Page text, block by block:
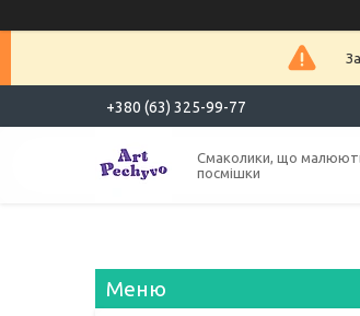
+380 (63) 325-99-77
Смаколики, що
посмішки